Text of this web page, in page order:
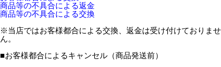
商品等の不具合による返金
商品等の不具合による交換
※当店ではお客様都合による交換、返金は受け付けておりませ
ん。
■お客様都合によるキャンセル（商品発送前）